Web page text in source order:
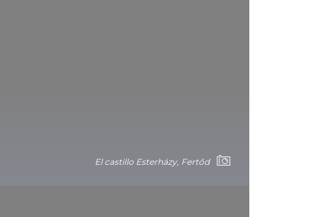
El castillo Esterházy, Fertőd